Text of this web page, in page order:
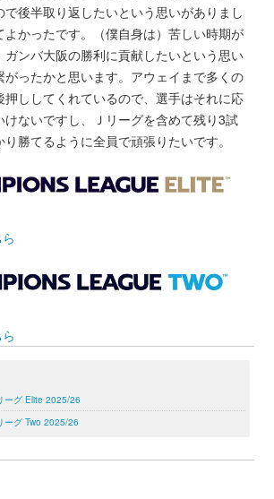
で後半取り返したいという思いがありまし
よかったです。（僕自身は）苦しい時期が
ガンバ大阪の勝利に貢献したいという思い
がったかと思います。アウェイまで多くの
押ししてくれているので、選手はそれに応
けないですし、Ｊリーグを含めて残り3試
勝てるように全員で頑張りたいです。
ーグ Elite 2025/26
ーグ Two 2025/26